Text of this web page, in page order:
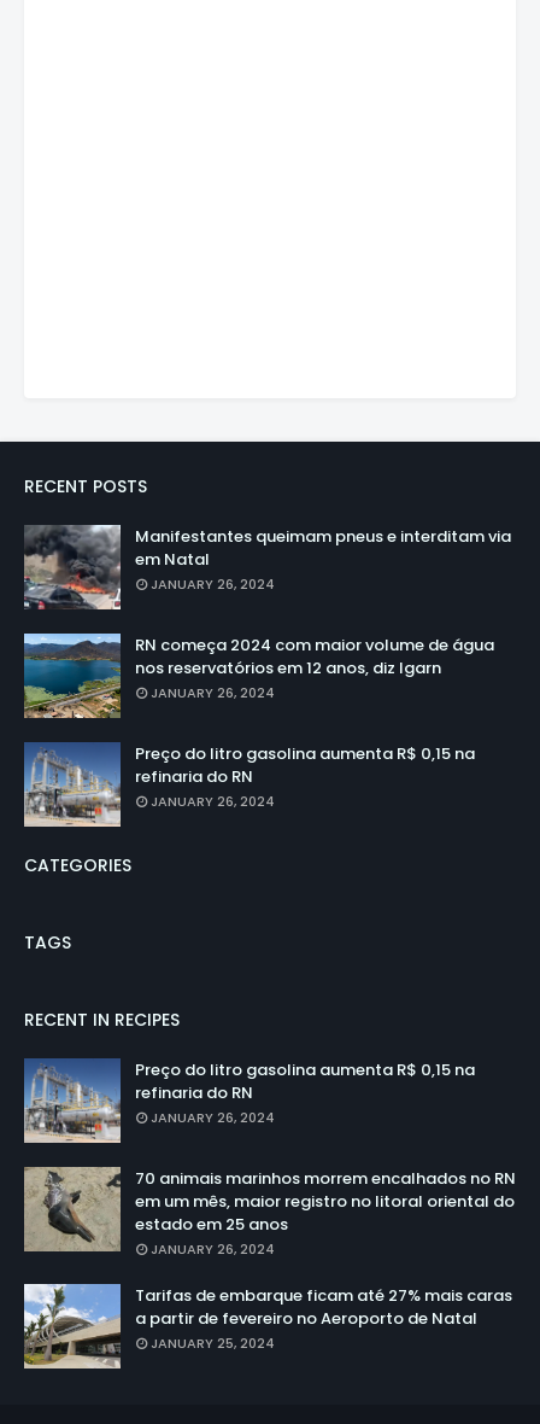
RECENT POSTS
Manifestantes queimam pneus e interditam via
em Natal
JANUARY 26, 2024
RN começa 2024 com maior volume de água
nos reservatórios em 12 anos, diz Igarn
JANUARY 26, 2024
Preço do litro gasolina aumenta R$ 0,15 na
refinaria do RN
JANUARY 26, 2024
CATEGORIES
TAGS
RECENT IN RECIPES
Preço do litro gasolina aumenta R$ 0,15 na
refinaria do RN
JANUARY 26, 2024
70 animais marinhos morrem encalhados no RN
em um mês, maior registro no litoral oriental do
estado em 25 anos
JANUARY 26, 2024
Tarifas de embarque ficam até 27% mais caras
a partir de fevereiro no Aeroporto de Natal
JANUARY 25, 2024